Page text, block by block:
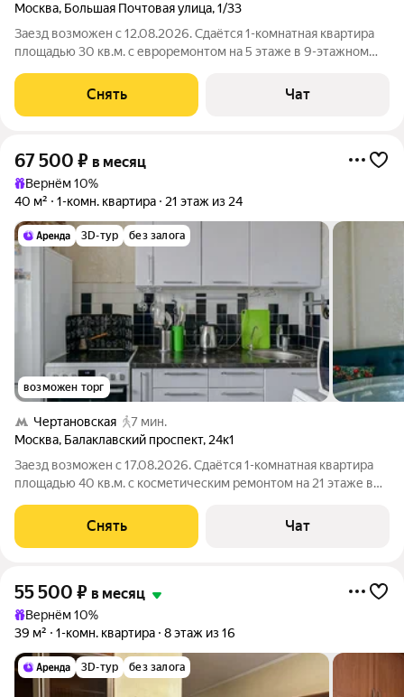
Москва, Большая Почтовая улица,1/33
Заезд возможен с 12.08.2026. Сдаётся 1-комнатная квартира
площадью 30 кв.м. с евроремонтом на 5 этаже в 9-этажном
Стиральная машина Холодильник Кондиционер
Микроволновка Пылесос Дом -
Снять Чат
67 500 ₽ в месяц
Вернём 10%
40 м²
1-комн. квартира 21 этаж из 24
3D-тур без залога
возможен торг
Чертановская
7 мин.
Москва, Балаклавский проспект, 24к1
Заезд возможен с 17.08.2026. Сдаётся 1-комнатная квартира
площадью 40 кв.м. с косметическим ремонтом на 21 этаже в
Посудомоечная машина
Снять Чат
55 500 ₽ в месяц
Вернём 10%
39 м²
1-комн. квартира 8 этаж из 16
3D-тур без залога